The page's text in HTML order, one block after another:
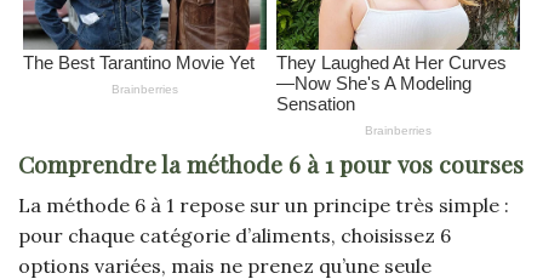
Comprendre la méthode 6 à 1 pour vos courses
La méthode 6 à 1 repose sur un principe très simple :
pour chaque catégorie d’aliments, choisissez 6
options variées, mais ne prenez qu’une seule